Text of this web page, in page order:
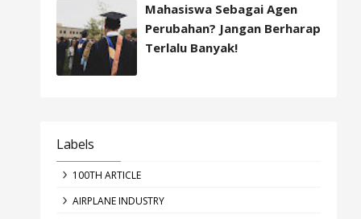
Mahasiswa Sebagai Agen
Perubahan? Jangan Berharap
Terlalu Banyak!
Labels
100TH ARTICLE
AIRPLANE INDUSTRY